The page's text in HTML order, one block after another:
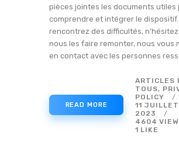
pièces jointes les documents utiles
comprendre et intégrer le dispositif.
rencontrez des difficultés, n'hésitez
nous les faire remonter, nous vous
en contact avec les personnes
READ MORE
ARTICLES
TOUS,
POLICY
11 JUILLET
2023
4604
1 LIKE